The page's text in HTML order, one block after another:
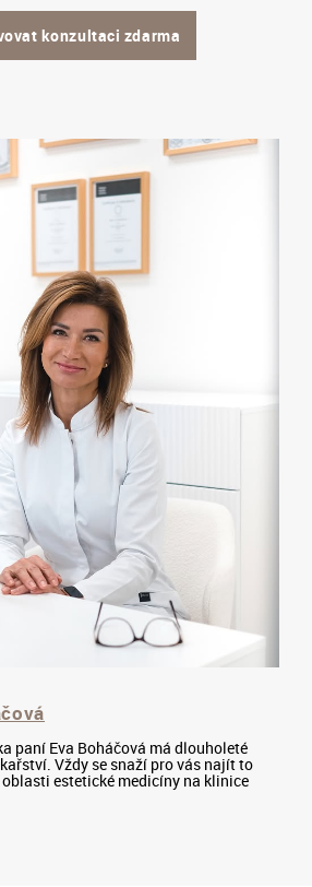
konzultaci zdarma
paní Eva Boháčová má dlouholeté
Vždy se snaží pro vás najít to
estetické medicíny na klinice